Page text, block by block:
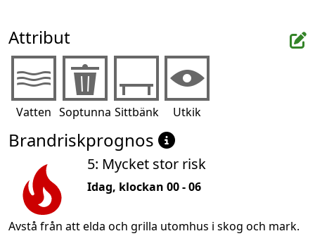
Attribut
Vatten Soptunna Sittbänk Utkik
Brandriskprognos
5: Mycket stor risk
Idag, klockan 00 - 06
Avstå från att elda och grilla utomhus i skog och mark.